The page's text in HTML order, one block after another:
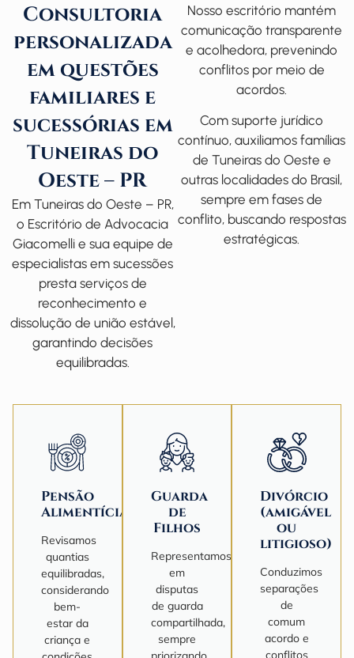
Consultoria
personalizada
em questões
familiares e
sucessórias em
Tuneiras do
Oeste – PR
Em Tuneiras do Oeste – PR,
o Escritório de Advocacia
Giacomellie sua equipe de
especialistas em sucessões
presta serviços de
reconhecimento e
dissolução de união estável,
garantindo decisões
equilibradas.
Nosso escritório mantém
comunicação transparente
e acolhedora, prevenindo
conflitos por meio de
acordos.
Com suporte jurídico
contínuo, auxiliamos famílias
de Tuneiras do Oeste e
outras localidades do Brasil,
sempre em fases de
conflito, buscando respostas
estratégicas.
Pensão
Alimentícia
Revisamos
quantias
equilibradas,
considerando
bem-
estar da
criança e
Guarda
de
Filhos
Representamos
em
disputas
de guarda
compartilhada,
sempre
Divórcio
(amigável
ou
litigioso)
Conduzimos
separações
de
comum
acordo e
conflitos